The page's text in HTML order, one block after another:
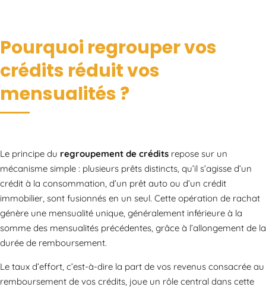
Pourquoi regrouper vos
crédits réduit vos
mensualités ?
Le principe du regroupement de crédits repose sur un
mécanisme simple : plusieurs prêts distincts, qu’il s’agisse d’un
crédit à la consommation, d’un prêt auto ou d’un crédit
immobilier, sont fusionnés en un seul. Cette opération de rachat
génère une mensualité unique, généralement inférieure à la
somme des mensualités précédentes, grâce à l’allongement de la
durée de remboursement.
Le taux d’effort, c’est-à-dire la part de vos revenus consacrée au
remboursement de vos crédits, joue un rôle central dans cette